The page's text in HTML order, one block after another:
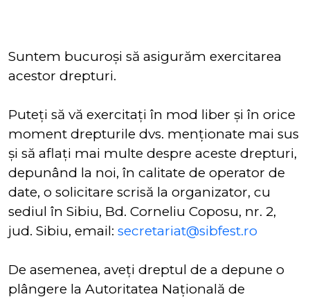
Suntem bucuroși să asigurăm exercitarea
acestor drepturi.
Puteți să vă exercitați în mod liber și în orice
moment drepturile dvs. menționate mai sus
și să aflați mai multe despre aceste drepturi,
depunând la noi, în calitate de operator de
date, o solicitare scrisă la organizator, cu
sediul în Sibiu, Bd. Corneliu Coposu, nr. 2,
jud. Sibiu, email: secretariat@sibfest.ro
De asemenea, aveți dreptul de a depune o
plângere la Autoritatea Națională de